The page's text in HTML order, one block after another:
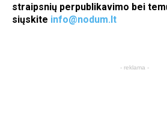
straipsnių perpublikavimo bei
siųskite info@nodum.lt
- reklama -